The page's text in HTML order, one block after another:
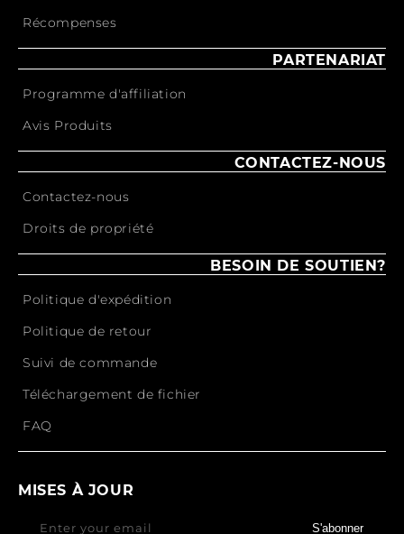
Récompenses
PARTENARIAT
Programme d'affiliation
Avis Produits
CONTACTEZ-NOUS
Contactez-nous
Droits de propriété
BESOIN DE SOUTIEN?
Politique d'expédition
Politique de retour
Suivi de commande
Téléchargement de fichier
FAQ
MISES À JOUR
Enter your email S'abonner